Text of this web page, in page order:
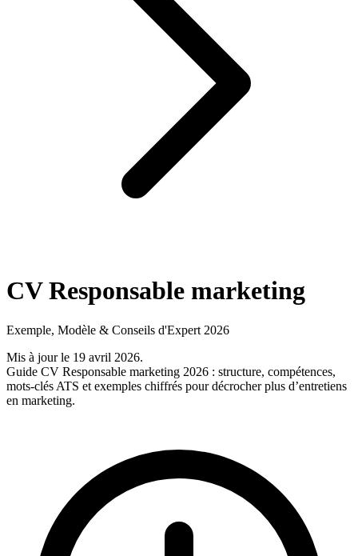
CV Responsable marketing
Exemple, Modèle & Conseils d'Expert 2026
Mis à jour le 19 avril 2026.
Guide CV Responsable marketing 2026 : structure, compétences,
mots-clés ATS et exemples chiffrés pour décrocher plus d’entretiens
en marketing.